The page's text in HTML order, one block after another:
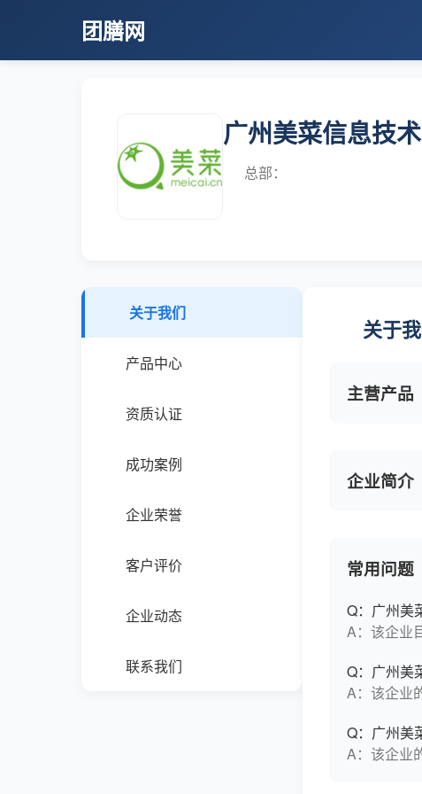
团膳网
广州美菜信息技
总部：
关于我们
产品中心
资质认证
成功案例
企业荣誉
客户评价
企业动态
联系我们
关于
主营产品
企业简介
常用问题
Q：广州美
A：该企业
Q：广州美
A：该企业
Q：广州美
A：该企业